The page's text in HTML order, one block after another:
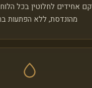
אחידים לחלוטין בכל
מהונדסת, ללא הפתעות